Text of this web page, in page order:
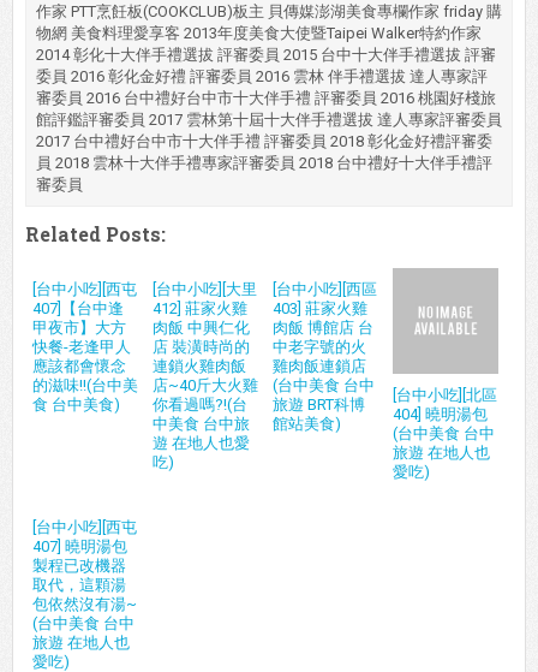
作家 PTT烹飪板(COOKCLUB)板主 貝傳媒澎湖美食專欄作家 friday 購
物網 美食料理愛享客 2013年度美食大使暨Taipei Walker特約作家
2014 彰化十大伴手禮選拔 評審委員 2015 台中十大伴手禮選拔 評審
委員 2016 彰化金好禮 評審委員 2016 雲林 伴手禮選拔 達人專家評
審委員 2016 台中禮好台中市十大伴手禮 評審委員 2016 桃園好棧旅
館評鑑評審委員 2017 雲林第十屆十大伴手禮選拔 達人專家評審委員
2017 台中禮好台中市十大伴手禮 評審委員 2018 彰化金好禮評審委
員 2018 雲林十大伴手禮專家評審委員 2018 台中禮好十大伴手禮評
審委員
Related Posts:
[台中小吃][西屯
407]【台中逢
甲夜市】大方
快餐-老逢甲人
應該都會懷念
的滋味!!(台中美
食 台中美食)
[台中小吃][大里
412] 莊家火雞
肉飯 中興仁化
店 裝潢時尚的
連鎖火雞肉飯
店~40斤大火雞
你看過嗎?!(台
中美食 台中旅
遊 在地人也愛
吃)
[台中小吃][西區
403] 莊家火雞
肉飯 博館店 台
中老字號的火
雞肉飯連鎖店
(台中美食 台中
旅遊 BRT科博
館站美食)
[台中小吃][北區
404] 曉明湯包
(台中美食 台中
旅遊 在地人也
愛吃)
[台中小吃][西屯
407] 曉明湯包
製程已改機器
取代，這顆湯
包依然沒有湯~
(台中美食 台中
旅遊 在地人也
愛吃)